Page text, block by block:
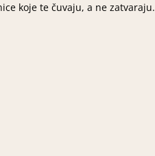
koje te čuvaju, a ne zatvaraju.